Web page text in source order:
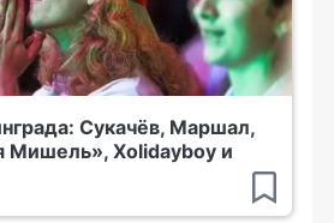
Сукачёв, Маршал,
Мишель», Xolidayboy и